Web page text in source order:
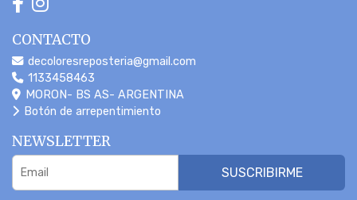
CONTACTO
decoloresreposteria@gmail.com
1133458463
MORON- BS AS- ARGENTINA
Botón de arrepentimiento
NEWSLETTER
SUSCRIBIRME